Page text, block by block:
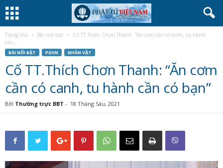
Trang chủ Bài nổi bật
Cố TT.Thích Chơn Thanh: “Ăn cơm cần có canh, tu hành
cần...
BÀI NỔI BẬT PGVN NHÂN VẬT
Cố TT.Thích Chơn Thanh: “Ăn cơm
cần có canh, tu hành cần có bạn”
Bởi Thường trực BBT - 18 Tháng Sáu, 2021